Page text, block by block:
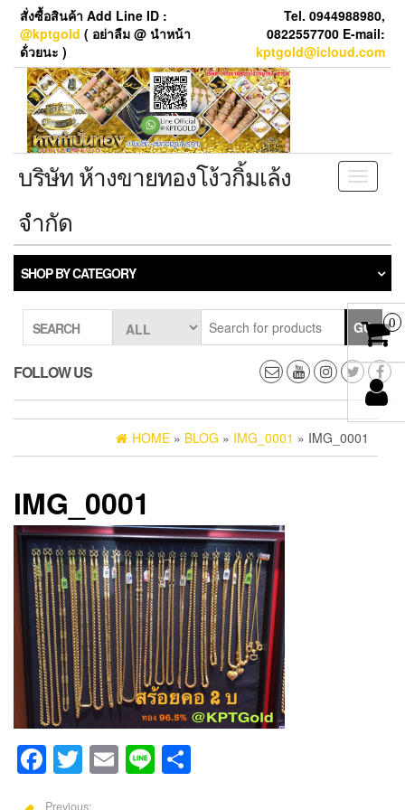
Skip
content
สั่งซื้อสินค้า Add Line ID :
@kptgold ( อย่าลืม @ นำหน้า
ด้่วยนะ )
Tel. 0944988980,
0822557700 E-mail:
kptgold@icloud.com
Toggle
บริษัท ห้างขายทองโง้วกิ้มเล้ง
จำกัด
SHOP BY CATEGORY
SEARCH GO
FOLLOW US
HOME » BLOG » IMG_0001 » IMG_0001
IMG_0001
Facebook
Twitter
Email
Line
Previous:
0